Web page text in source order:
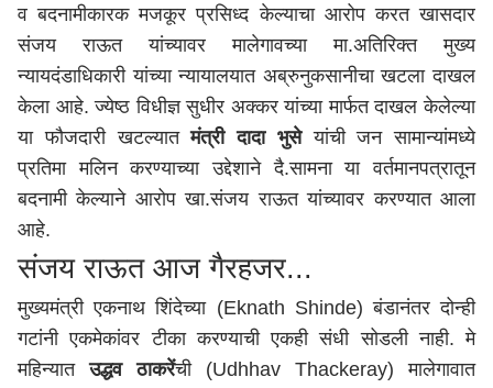
व बदनामीकारक मजकूर प्रसिध्द केल्याचा आरोप करत खासदार
संजय राऊत यांच्यावर मालेगावच्या मा.अतिरिक्त मुख्य
न्यायदंडाधिकारी यांच्या न्यायालयात अब्रुनुकसानीचा खटला दाखल
केला आहे. ज्येष्ठ विधीज्ञ सुधीर अक्कर यांच्या मार्फत दाखल केलेल्या
या फौजदारी खटल्यातमंत्री दादा भुसेयांची जन सामान्यांमध्ये
प्रतिमा मलिन करण्याच्या उद्देशाने दै.सामना या वर्तमानपत्रातून
बदनामी केल्याने आरोप खा.संजय राऊत यांच्यावर करण्यात आला
आहे.
संजय राऊत आज गैरहजर...
मुख्यमंत्रीएकनाथ शिंदेच्या (Eknath Shinde) बंडानंतर दोन्ही
गटांनी एकमेकांवर टीका करण्याची एकही संधी सोडली नाही. मे
महिन्यातउद्धव ठाकरेंची (Udhhav Thackeray) मालेगावात